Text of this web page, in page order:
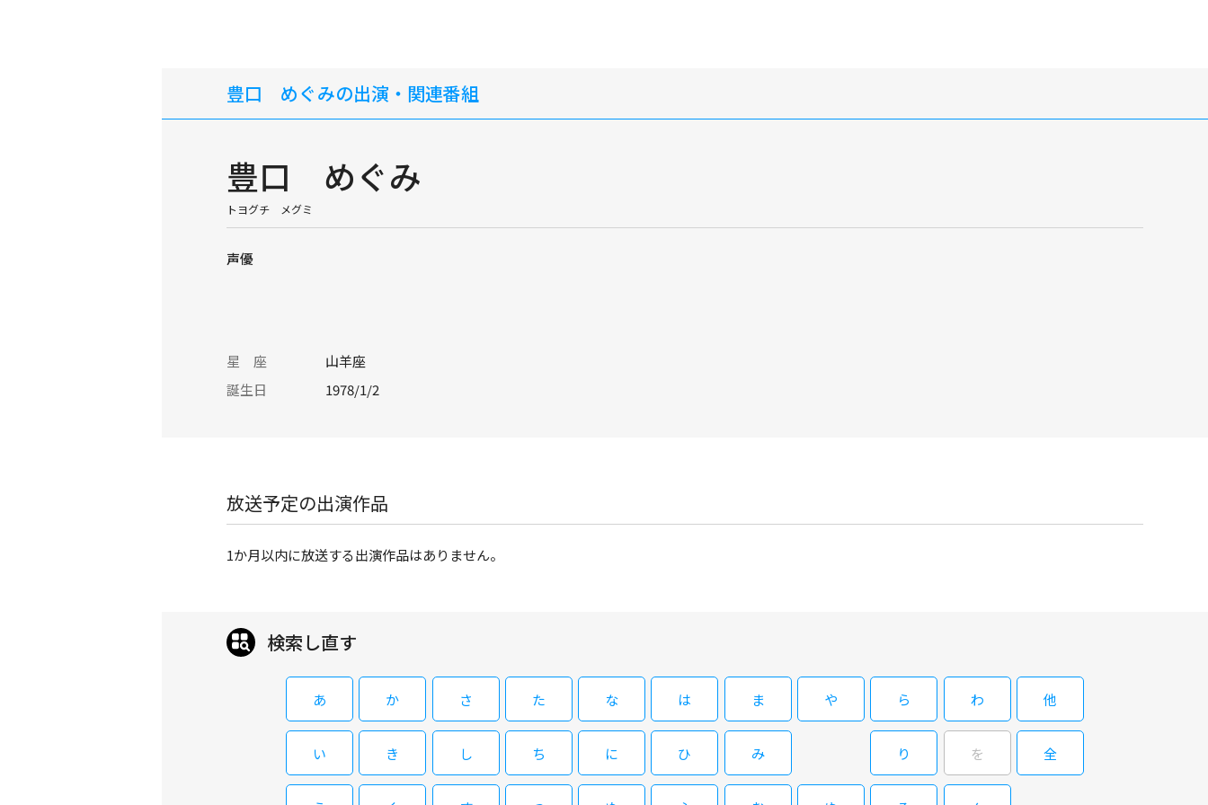
豊口 めぐみの出演・関連番組
豊口 めぐみ
トヨグチ メグミ
声優
星 座
山羊座
誕生日
1978/1/2
放送予定の出演作品
1か月以内に放送する出演作品はありません。
検索し直す
あ
い
か
き
さ
し
た
ち
な
に
は
ひ
ま
み
や ら
り
わ
を
他
全